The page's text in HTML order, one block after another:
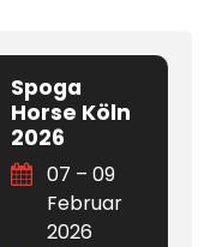
Spoga
Horse Köln
2026
07 – 09
Februar
2026